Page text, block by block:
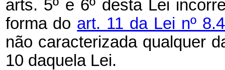
arts. 5º e 6º desta Lei
forma do art. 11 da Lei nº
não caracterizada qualquer
10 daquela Lei.